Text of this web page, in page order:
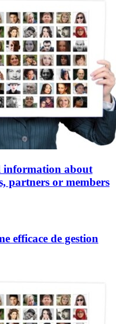
information about
partners or members
efficace de gestion